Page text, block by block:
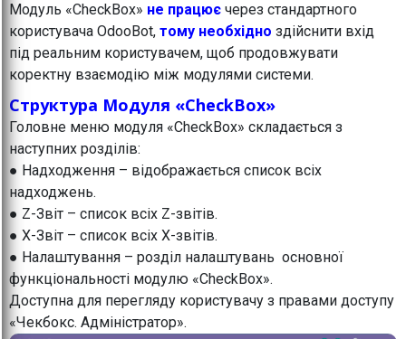
Модуль «CheckBox» не працює через стандартного
користувача OdooBot, тому необхідно здійснити вхід
під реальним користувачем, щоб продовжувати
коректну взаємодію між модулями системи.
Структура Модуля «CheckBox»
Головне меню модуля «CheckBox» складається з
наступних розділів:
● Надходження – відображається список всіх
надходжень.
● Z-Звіт – список всіх Z-звітів.
● X-Звіт – список всіх X-звітів.
● Налаштування – розділ налаштувань основної
функціональності модулю «CheckBox».
Доступна для перегляду користувачу з правами доступу
«Чекбокс. Адміністратор».